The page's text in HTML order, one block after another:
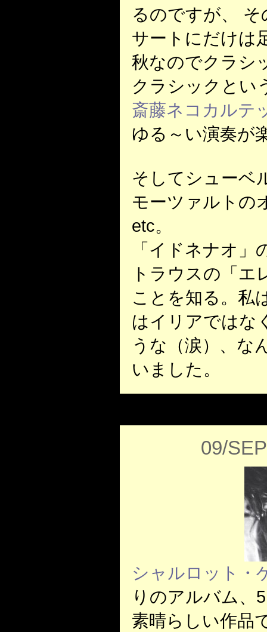
るのですが、
サートにだけは
秋なのでクラシ
クラシックとい
斎藤ネコカルテ
ゆる～い演奏が
そしてシューベ
モーツァルトの
etc。
「イドネナオ
トラウスの「エ
ことを知る。私
はイリアではな
うな（涙）、な
いました。
09/
シャルロット・
りのアルバム、
素晴らしい作品